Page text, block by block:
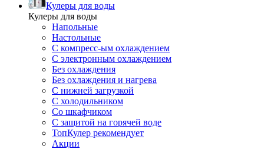
Кулеры для воды
Кулеры для воды
Напольные
Настольные
С компресс-ым охлаждением
С электронным охлаждением
Без охлаждения
Без охлаждения и нагрева
С нижней загрузкой
С холодильником
Со шкафчиком
С защитой на горячей воде
ТопКулер рекомендует
Акции